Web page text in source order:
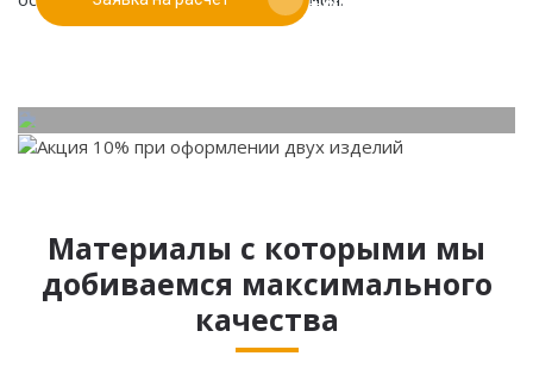
Работаем только по индивидуальным проектам.
Адаптируем лучшие идеи дизайнеров под Ваши
Материалы с которыми мы
добиваемся максимального
качества